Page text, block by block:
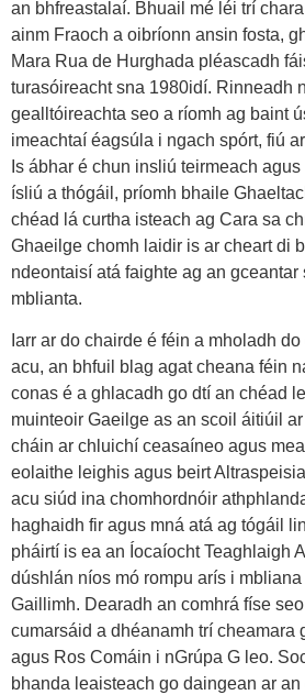
an bhfreastalaí. Bhuail mé léi trí
ainm Fraoch a oibríonn ansin fosta,
Mara Rua de Hurghada pléascadh
turasóireacht sna 1980idí. Rinneadh
gealltóireachta seo a ríomh ag baint
imeachtaí éagsúla i ngach spórt, fiú
Is ábhar é chun insliú teirmeach
ísliú a thógáil, príomh bhaile
chéad lá curtha isteach ag Cara sa
Ghaeilge chomh laidir is ar cheart di
ndeontaisí atá faighte ag an gceantar
mblianta.
Iarr ar do chairde é féin a mholadh
acu, an bhfuil blag agat cheana féin
conas é a ghlacadh go dtí an chéad
muinteoir Gaeilge as an scoil áitiúil
cháin ar chluichí ceasaíneo agus
eolaithe leighis agus beirt
acu siúd ina chomhordnóir
haghaidh fir agus mná atá ag tógáil
pháirtí is ea an Íocaíocht Teaghlaigh
dúshlán níos mó rompu arís i
Gaillimh. Dearadh an comhrá físe
cumarsáid a dhéanamh trí cheamara
agus Ros Comáin i nGrúpa G leo.
bhanda leaisteach go daingean ar